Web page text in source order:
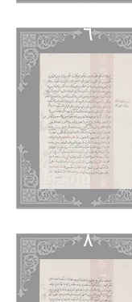
٦
٨